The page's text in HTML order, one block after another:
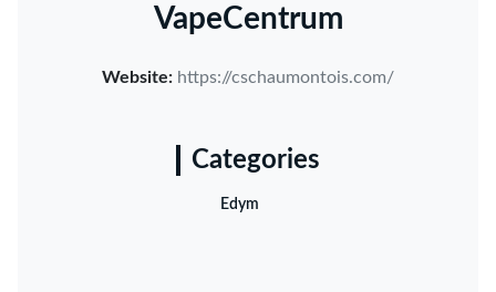
VapeCentrum
Website: https://cschaumontois.com/
Categories
Edym